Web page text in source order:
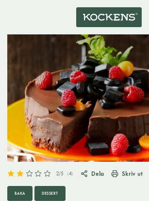
2/5 (4) Dela Skriv ut
BAKA DESSERT